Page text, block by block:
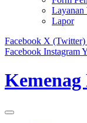
Layanan
Lapor
Facebook X (Twitter)
Facebook Instagram